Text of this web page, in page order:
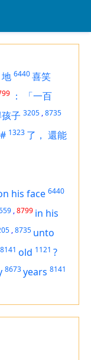
地 6440喜笑
： 「一百
子 3205 ,8735
# 1323 了， 還能
his face 6440
,8799 in his
,8735 unto
8141 old 1121 ?
8673years 8141